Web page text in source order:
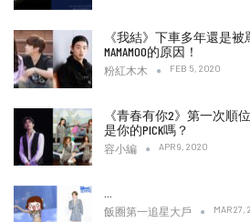
《我結》下車多年還是被
MAMAMOO的原因！
粉紅木木 FEB 5, 2020
《青春有你2》第一次順
是你的PICK嗎？
容小編 APR 9, 2020
飯圈第一追星大戶 MAR 27,